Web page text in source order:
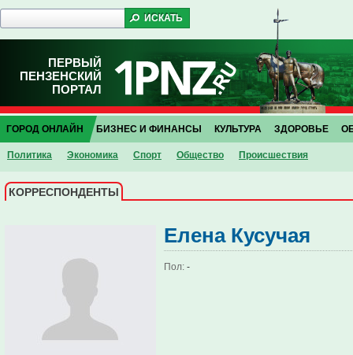
ПЕРВЫЙ
ПЕНЗЕНСКИЙ
ПОРТАЛ
ГОРОД ОНЛАЙН
Политика Экономика Спорт Общество Проиcшествия
БИЗНЕС И ФИНАНСЫ КУЛЬТУРА ЗДОРОВЬЕ
КОРРЕСПОНДЕНТЫ
Елена Кусучая
Пол: -